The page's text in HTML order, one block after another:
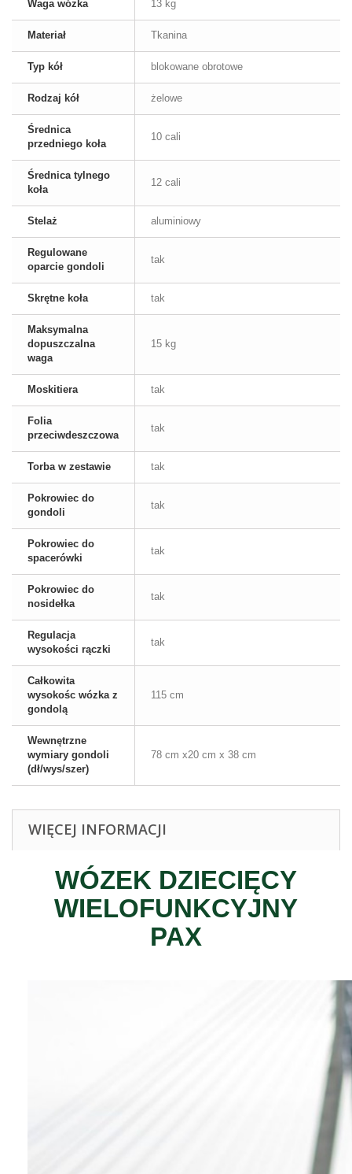
Waga wózka 13 kg
Materiał Tkanina
Typ kół blokowane obrotowe
Rodzaj kół żelowe
Średnica
przedniego koła
10 cali
Średnica tylnego
koła
12 cali
Stelaż aluminiowy
Regulowane
oparcie gondoli
tak
Skrętne koła tak
Maksymalna
dopuszczalna
waga
15 kg
Moskitiera tak
Folia
przeciwdeszczowa
tak
Torba w zestawie tak
Pokrowiec do
gondoli
tak
Pokrowiec do
spacerówki
tak
Pokrowiec do
nosidełka
tak
Regulacja
wysokości rączki
tak
Całkowita
wysokośc wózka z
gondolą
115 cm
Wewnętrzne
wymiary gondoli
(dł/wys/szer)
78 cm x20 cm x 38 cm
WIĘCEJ INFORMACJI
WÓZEK DZIECIĘCY
WIELOFUNKCYJNY
PAX